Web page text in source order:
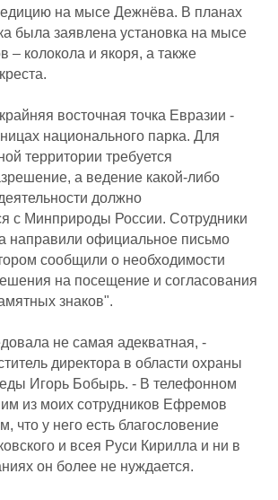
на мысе Дежнёва. В планах
была заявлена установка на мысе
– колокола и якоря, а также
восточная точка Евразии -
национального парка. Для
территории требуется
а ведение какой-либо
должно
с Минприроды России. Сотрудники
направили официальное письмо
сообщили о необходимости
на посещение и согласования
знаков".
не самая адекватная, -
директора в области охраны
Игорь Бобырь. - В телефонном
из моих сотрудников Ефремов
что у него есть благословение
и всея Руси Кирилла и ни в
он более не нуждается.